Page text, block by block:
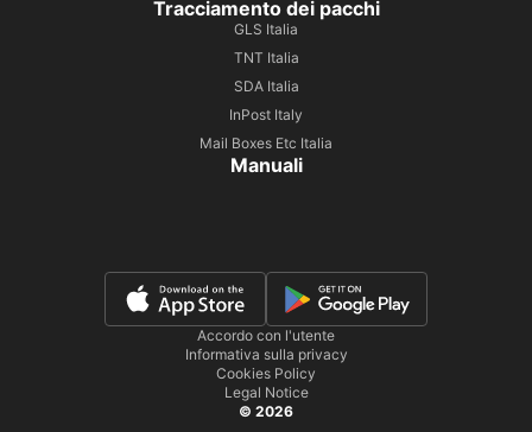
Tracciamento dei pacchi
GLS Italia
TNT Italia
SDA Italia
InPost Italy
Mail Boxes Etc Italia
Manuali
Accordo con l'utente
Informativa sulla privacy
Cookies Policy
Legal Notice
© 2026